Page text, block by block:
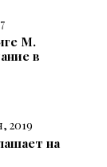
М.
в
2019
на